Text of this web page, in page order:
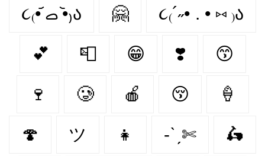
૮₍•᷄ ࡇ •᷅₎ა 🤗 ૮₍´˶• . • ⑅ ₎ა
💕 📮 😁 ❣️ 😙
🍷 🥲 🍎 😚 🍦
🍄‍ ツ 👧 -ˋˏ✄ 🛵